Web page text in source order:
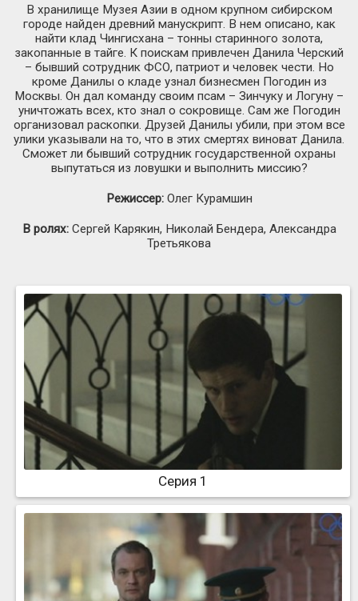
В хранилище Музея Азии в одном крупном сибирском
городе найден древний манускрипт. В нем описано, как
найти клад Чингисхана – тонны старинного золота,
закопанные в тайге. К поискам привлечен Данила Черский
– бывший сотрудник ФСО, патриот и человек чести. Но
кроме Данилы о кладе узнал бизнесмен Погодин из
Москвы. Он дал команду своим псам – Зинчуку и Логуну –
уничтожать всех, кто знал о сокровище. Сам же Погодин
организовал раскопки. Друзей Данилы убили, при этом все
улики указывали на то, что в этих смертях виноват Данила.
Сможет ли бывший сотрудник государственной охраны
выпутаться из ловушки и выполнить миссию?
Режиссер:Олег Курамшин
В ролях: Сергей Карякин, Николай Бендера, Александра
Третьякова
Серия 1